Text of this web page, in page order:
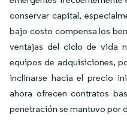
conservar capital,
bajo costo compensa los
ventajas del ciclo de vida
equipos de adquisiciones,
inclinarse hacia el precio
ahora ofrecen contratos
penetración se mantuvo por